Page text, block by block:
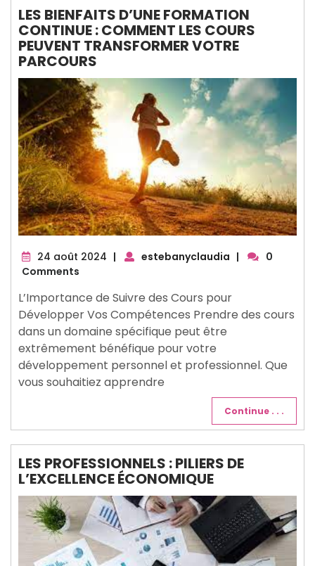
LES BIENFAITS D’UNE FORMATION
CONTINUE : COMMENT LES COURS
PEUVENT TRANSFORMER VOTRE
PARCOURS
24 août 2024 24
| estebanyclaudia |
0
Comments
L’Importance de Suivre des Cours pour
Développer Vos Compétences Prendre des cours
dans un domaine spécifique peut être
extrêmement bénéfique pour votre
développement personnel et professionnel. Que
vous souhaitiez apprendre
Continue . . .
LES PROFESSIONNELS : PILIERS DE
L’EXCELLENCE ÉCONOMIQUE